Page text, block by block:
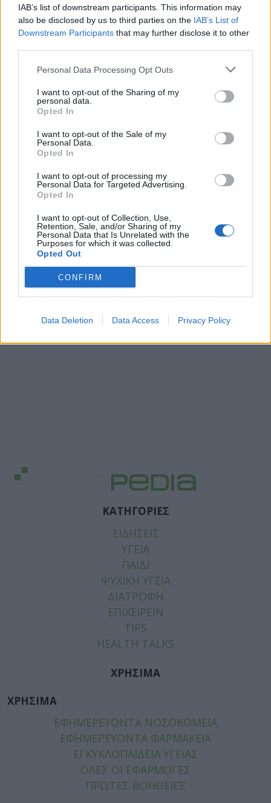
IAB’s list of downstream participants. This information may
also be disclosed by us to third parties on the IAB’s List of
Downstream Participants that may further disclose it to other
Personal Data Processing Opt Outs
I want to opt-out of the Sharing of my
personal data.
Opted In
I want to opt-out of the Sale of my
Personal Data.
Opted In
I want to opt-out of processing my
Personal Data for Targeted Advertising.
Opted In
I want to opt-out of Collection, Use,
Retention, Sale, and/or Sharing of my
Personal Data that Is Unrelated with the
Purposes for which it was collected.
Opted Out
CONFIRM
Data Deletion Data Access Privacy Policy
ΚΑΤΗΓΟΡΙΕΣ
ΕΙΔΗΣΕΙΣ
ΥΓΕΙΑ
ΠΑΙΔΙ
ΨΥΧΙΚΗ ΥΓΕΙΑ
ΔΙΑΤΡΟΦΗ
ΕΠΙΧΕΙΡΕΙΝ
TIPS
HEALTH TALKS
ΧΡΗΣΙΜΑ
ΧΡΗΣΙΜΑ
ΕΦΗΜΕΡΕΥΟΝΤΑ ΝΟΣΟΚΟΜΕΙΑ
ΕΦΗΜΕΡΕΥΟΝΤΑ ΦΑΡΜΑΚΕΙΑ
ΕΓΚΥΚΛΟΠΑΙΔΕΙΑ ΥΓΕΙΑΣ
ΟΛΕΣ ΟΙ ΕΦΑΡΜΟΓΕΣ
ΠΡΩΤΕΣ ΒΟΗΘΕΙΕΣ